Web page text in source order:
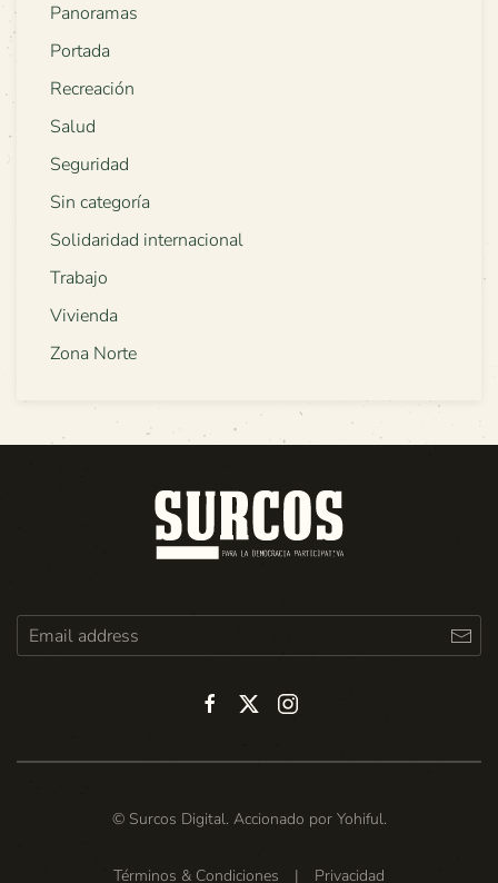
Panoramas
Portada
Recreación
Salud
Seguridad
Sin categoría
Solidaridad internacional
Trabajo
Vivienda
Zona Norte
© Surcos Digital. Accionado por Yohiful.
Términos & Condiciones | Privacidad